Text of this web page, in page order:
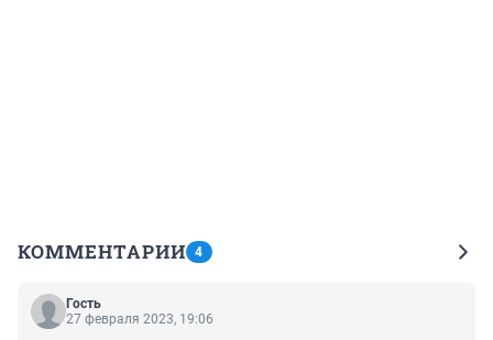
КОММЕНТАРИИ 4
Гость
27 февраля 2023, 19:06